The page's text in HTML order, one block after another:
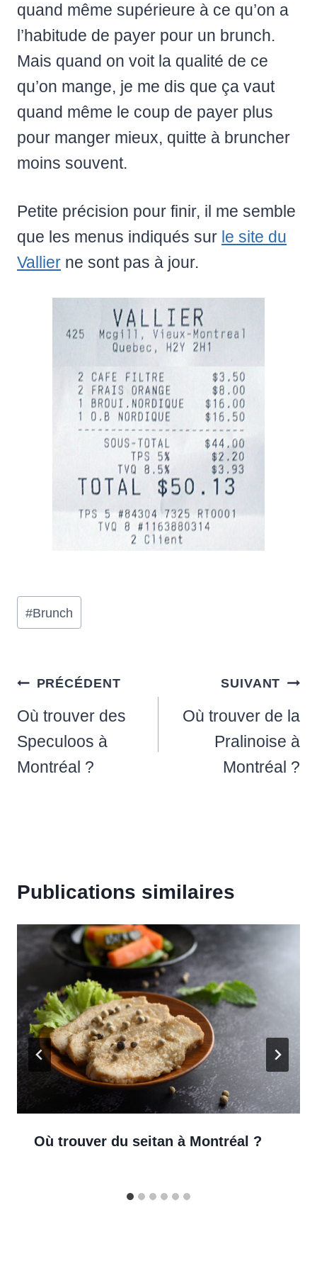
quand même supérieure à ce qu’on a
l’habitude de payer pour un brunch.
Mais quand on voit la qualité de ce
qu’on mange, je me dis que ça vaut
quand même le coup de payer plus
pour manger mieux, quitte à bruncher
moins souvent.
Petite précision pour finir, il me semble
que les menus indiqués sur le site du
Vallier ne sont pas à jour.
Étiquettes
de
publication :
#Brunch
Navigation
de
l’article
PRÉCÉDENT
Où trouver des
Speculoos à
Montréal ?
SUIVANT
Où trouver de la
Pralinoise à
Montréal ?
Publications similaires
Où trouver du seitan à Montréal ?